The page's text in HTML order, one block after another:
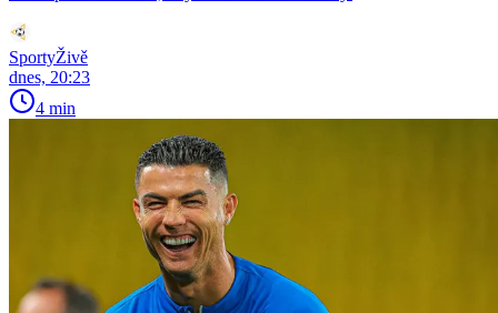
SportyŽivě
dnes, 20:23
4 min